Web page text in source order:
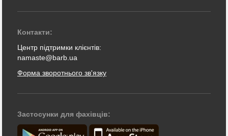
Контакти:
Центр підтримки клієнтів:
namaste@barb.ua
Форма зворотнього зв'язку
Застосунки для фахівців: